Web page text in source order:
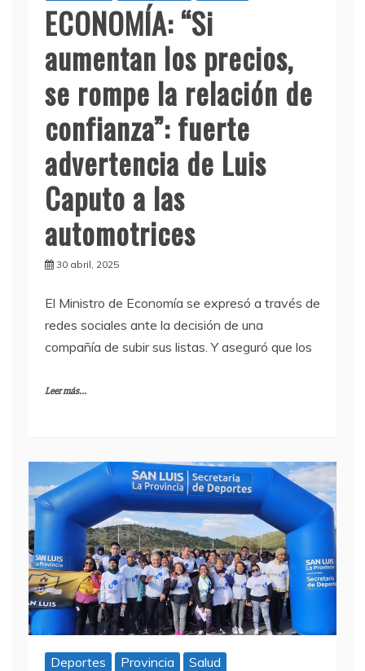
ECONOMÍA: “Si
aumentan los precios,
se rompe la relación de
confianza”: fuerte
advertencia de Luis
Caputo a las
automotrices
30 abril, 2025
El Ministro de Economía se expresó a través de
redes sociales ante la decisión de una
compañía de subir sus listas. Y aseguró que los
Leer más...
Deportes Provincia Salud